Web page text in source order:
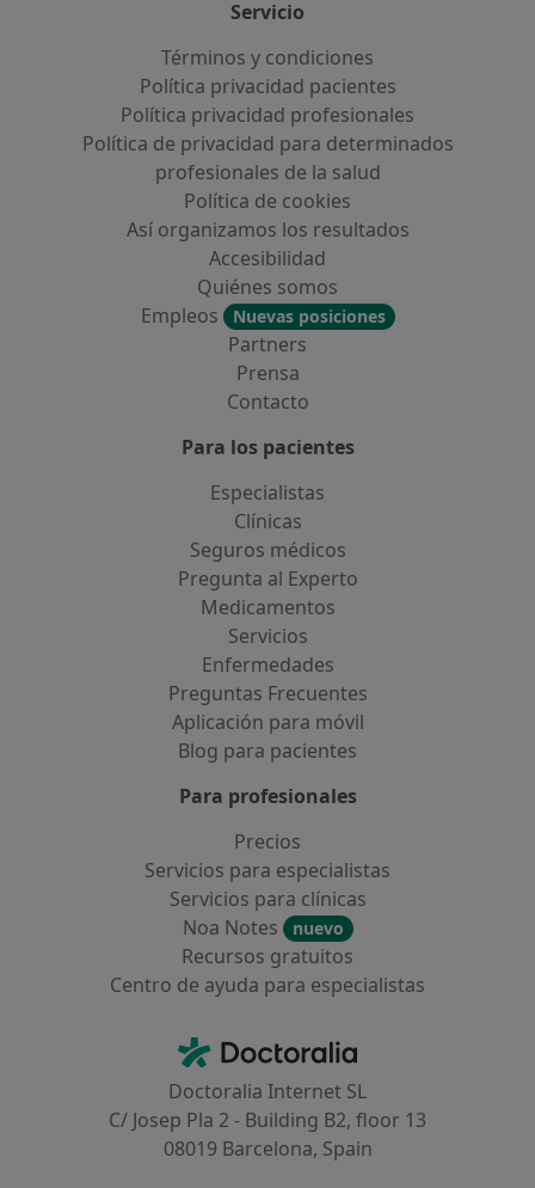
Servicio
Términos y condiciones
Política privacidad pacientes
Política privacidad profesionales
Política de privacidad para determinados
profesionales de la salud
Política de cookies
Así organizamos los resultados
Accesibilidad
Quiénes somos
Empleos
Nuevas posiciones
Partners
Prensa
Contacto
Para los pacientes
Especialistas
Clínicas
Seguros médicos
Pregunta al Experto
Medicamentos
Servicios
Enfermedades
Preguntas Frecuentes
Aplicación para móvil
Blog para pacientes
Para profesionales
Precios
Servicios para especialistas
Servicios para clínicas
Noa Notes
nuevo
Recursos gratuitos
Centro de ayuda para especialistas
Doctoralia - Página de inicio
Doctoralia Internet SL
C/ Josep Pla 2 - Building B2, floor 13
08019 Barcelona, Spain